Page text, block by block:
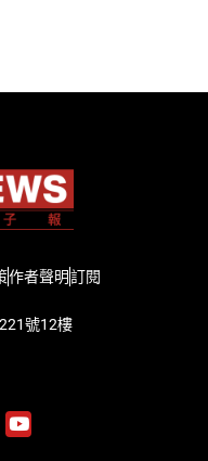
作者聲明訂閱
號12樓